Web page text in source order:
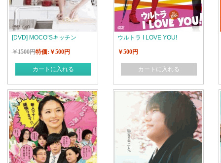
[DVD] MOCO’Sキッチン
￥1500円特価:￥500円
カートに入れる
ウルトラ I LOVE YOU!
￥500円
カートに入れる